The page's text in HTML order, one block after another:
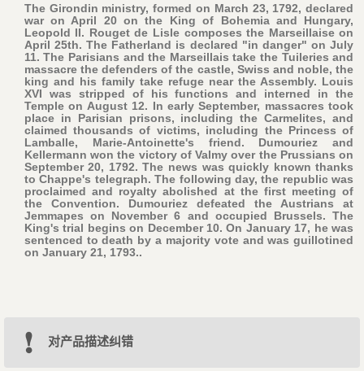
The Girondin ministry, formed on March 23, 1792, declared
war on April 20 on the King of Bohemia and Hungary,
Leopold II. Rouget de Lisle composes the Marseillaise on
April 25th. The Fatherland is declared "in danger" on July
11. The Parisians and the Marseillais take the Tuileries and
massacre the defenders of the castle, Swiss and noble, the
king and his family take refuge near the Assembly. Louis
XVI was stripped of his functions and interned in the
Temple on August 12. In early September, massacres took
place in Parisian prisons, including the Carmelites, and
claimed thousands of victims, including the Princess of
Lamballe, Marie-Antoinette's friend. Dumouriez and
Kellermann won the victory of Valmy over the Prussians on
September 20, 1792. The news was quickly known thanks
to Chappe's telegraph. The following day, the republic was
proclaimed and royalty abolished at the first meeting of
the Convention. Dumouriez defeated the Austrians at
Jemmapes on November 6 and occupied Brussels. The
King's trial begins on December 10. On January 17, he was
sentenced to death by a majority vote and was guillotined
on January 21, 1793..
对产品描述纠错